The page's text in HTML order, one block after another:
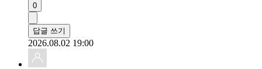
0
답글 쓰기
2026.08.02 19:00